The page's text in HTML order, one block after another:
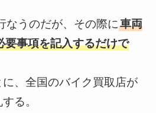
なうのだが、その際に車両
要事項を記入するだけで
、全国のバイク買取店が
る。